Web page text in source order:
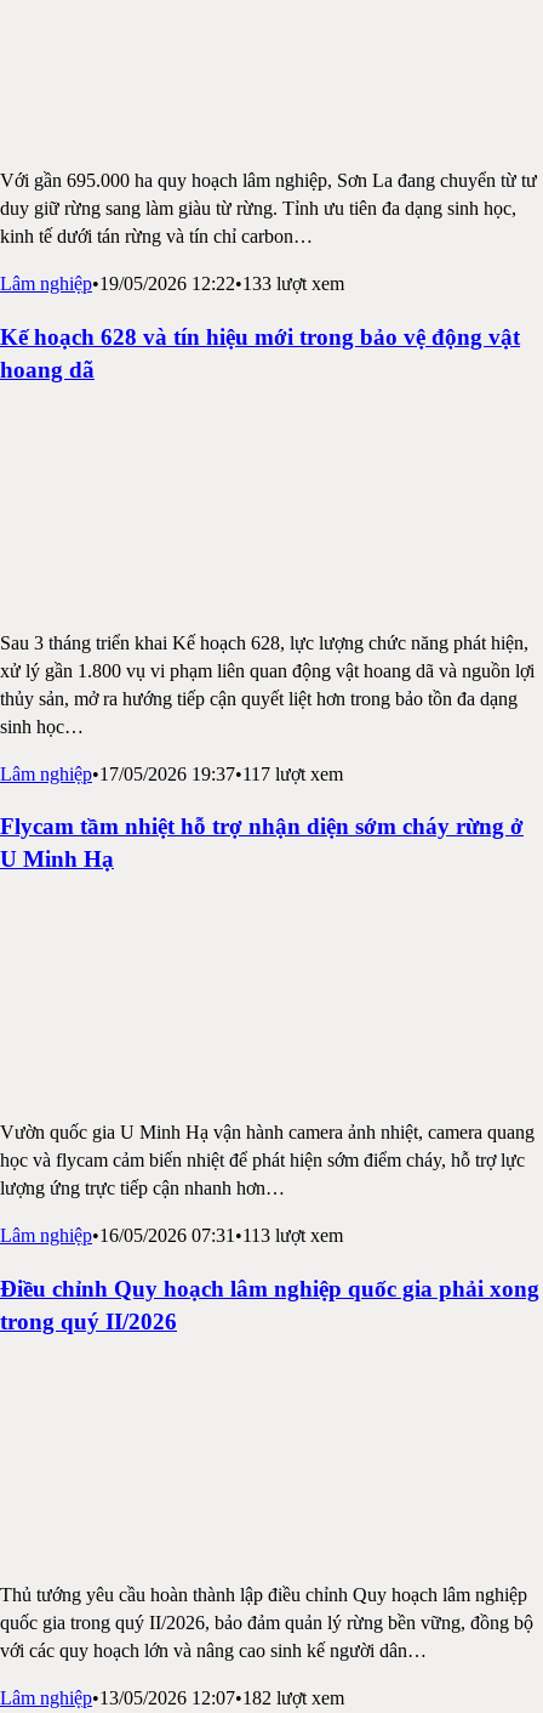
Với gần 695.000 ha quy hoạch lâm nghiệp, Sơn La đang chuyển từ tư
duy giữ rừng sang làm giàu từ rừng. Tỉnh ưu tiên đa dạng sinh học,
kinh tế dưới tán rừng và tín chỉ carbon…
Lâm nghiệp•19/05/2026 12:22•133 lượt xem
Kế hoạch 628 và tín hiệu mới trong bảo vệ động vật
hoang dã
Sau 3 tháng triển khai Kế hoạch 628, lực lượng chức năng phát hiện,
xử lý gần 1.800 vụ vi phạm liên quan động vật hoang dã và nguồn lợi
thủy sản, mở ra hướng tiếp cận quyết liệt hơn trong bảo tồn đa dạng
sinh học…
Lâm nghiệp•17/05/2026 19:37•117 lượt xem
Flycam tầm nhiệt hỗ trợ nhận diện sớm cháy rừng ở
U Minh Hạ
Vườn quốc gia U Minh Hạ vận hành camera ảnh nhiệt, camera quang
học và flycam cảm biến nhiệt để phát hiện sớm điểm cháy, hỗ trợ lực
lượng ứng trực tiếp cận nhanh hơn…
Lâm nghiệp•16/05/2026 07:31 •113 lượt xem
Điều chỉnh Quy hoạch lâm nghiệp quốc gia phải xong
trong quý II/2026
Thủ tướng yêu cầu hoàn thành lập điều chỉnh Quy hoạch lâm nghiệp
quốc gia trong quý II/2026, bảo đảm quản lý rừng bền vững, đồng bộ
với các quy hoạch lớn và nâng cao sinh kế người dân…
Lâm nghiệp•13/05/2026 12:07•182 lượt xem